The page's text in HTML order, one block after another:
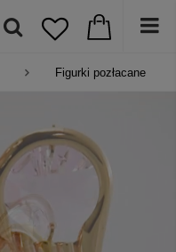
Figurki pozłacane